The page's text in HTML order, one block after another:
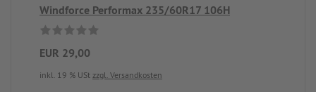
Windforce Performax 235/60R17 106H
EUR 29,00
inkl. 19 % USt zzgl. Versandkosten